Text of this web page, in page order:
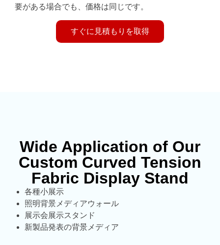
要がある場合でも、価格は同じです。
すぐに見積もりを取得
Wide Application of Our
Custom Curved Tension
Fabric Display Stand
各種小展示
照明背景メディアウォール
展示会展示スタンド
新製品発表の背景メディア